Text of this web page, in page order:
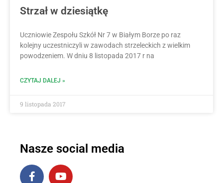
Strzał w dziesiątkę
Uczniowie Zespołu Szkół Nr 7 w Białym Borze po raz
kolejny uczestniczyli w zawodach strzeleckich z wielkim
powodzeniem. W dniu 8 listopada 2017 r na
CZYTAJ DALEJ »
9 listopada 2017
Nasze social media